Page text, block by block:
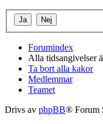
Forumindex
Alla tidsangivelser
Ta bort alla kakor
Medlemmar
Teamet
Drivs av phpBB® Forum